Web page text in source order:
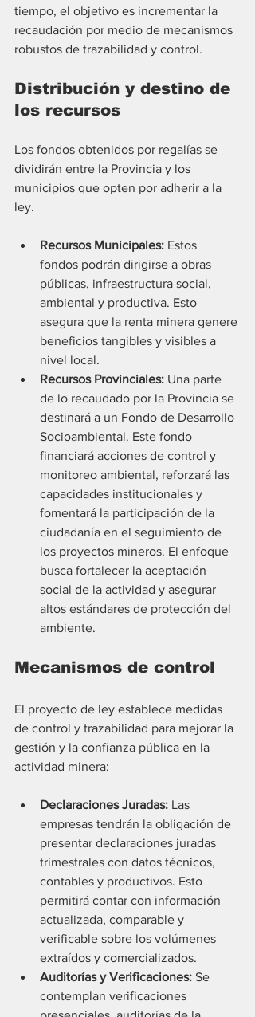
tiempo, el objetivo es incrementar la
recaudación por medio de mecanismos
robustos de trazabilidad y control.
Distribución y destino de
los recursos
Los fondos obtenidos por regalías se
dividirán entre la Provincia y los
municipios que opten por adherir a la
ley.
Recursos Municipales: Estos
fondos podrán dirigirse a obras
públicas, infraestructura social,
ambiental y productiva. Esto
asegura que la renta minera genere
beneficios tangibles y visibles a
nivel local.
Recursos Provinciales: Una parte
de lo recaudado por la Provincia se
destinará a un Fondo de Desarrollo
Socioambiental. Este fondo
financiará acciones de control y
monitoreo ambiental, reforzará las
capacidades institucionales y
fomentará la participación de la
ciudadanía en el seguimiento de
los proyectos mineros. El enfoque
busca fortalecer la aceptación
social de la actividad y asegurar
altos estándares de protección del
ambiente.
Mecanismos de control
El proyecto de ley establece medidas
de control y trazabilidad para mejorar la
gestión y la confianza pública en la
actividad minera:
Declaraciones Juradas: Las
empresas tendrán la obligación de
presentar declaraciones juradas
trimestrales con datos técnicos,
contables y productivos. Esto
permitirá contar con información
actualizada, comparable y
verificable sobre los volúmenes
extraídos y comercializados.
Auditorías y Verificaciones: Se
contemplan verificaciones